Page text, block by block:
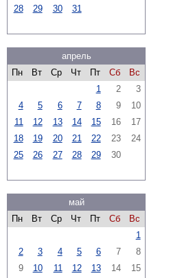
28
29 30 31
апрель
Пн
Вт Ср Чт Пт Сб
Вс
1
2
3
4
5 6 7 8 9
10
11
12 13 14 15 16
17
18
19 20 21 22 23
24
25
26 27 28 29 30
май
Пн
Вт Ср Чт Пт Сб
Вс
1
2
3 4 5 6 7
8
9
10 11 12 13 14
15